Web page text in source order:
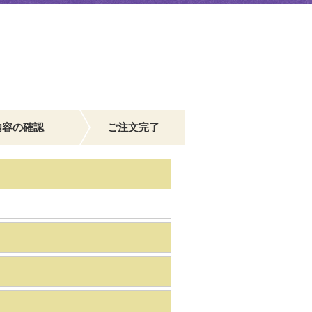
の確認 ご注文完了